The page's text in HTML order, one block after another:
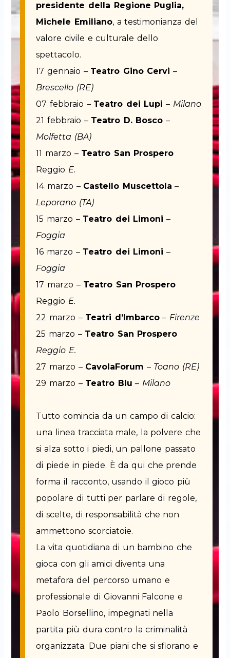
presidente della Regione Puglia,
Michele Emiliano, a testimonianza del
valore civile e culturale dello
spettacolo.
17 gennaio – Teatro Gino Cervi –
Brescello (RE)
07 febbraio – Teatro dei Lupi – Milano
21 febbraio – Teatro D. Bosco –
Molfetta (BA)
11 marzo – Teatro San Prospero
Reggio E.
14 marzo – Castello Muscettola –
Leporano (TA)
15 marzo – Teatro dei Limoni –
Foggia
16 marzo – Teatro dei Limoni –
Foggia
17 marzo – Teatro San Prospero
Reggio E.
22 marzo – Teatri d’Imbarco– Firenze
25 marzo – Teatro San Prospero
Reggio E.
27 marzo – CavolaForum – Toano (RE)
29 marzo – Teatro Blu – Milano
Tutto comincia da un campo di calcio:
una linea tracciata male, la polvere che
si alza sotto i piedi, un pallone passato
di piede in piede. È da qui che prende
forma il racconto, usando il gioco più
popolare di tutti per parlare di regole,
di scelte, di responsabilità che non
ammettono scorciatoie.
La vita quotidiana di un bambino che
gioca con gli amici diventa una
metafora del percorso umano e
professionale di Giovanni Falcone e
Paolo Borsellino, impegnati nella
partita più dura contro la criminalità
organizzata. Due piani che si sfiorano e